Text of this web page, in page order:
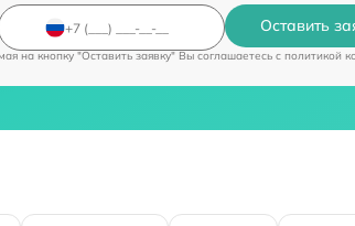
Оставить
на кнопку "Оставить заявку" Вы соглашаетесь c политикой